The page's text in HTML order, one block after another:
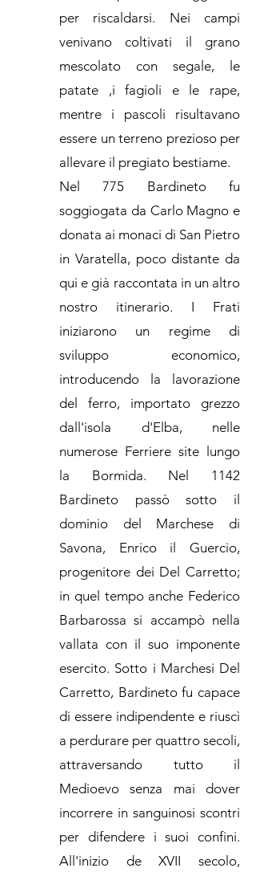
per riscaldarsi. Nei campi
venivano coltivati il grano
mescolato con segale, le
patate ,i fagioli e le rape,
mentre i pascoli risultavano
essere un terreno prezioso per
allevare il pregiato bestiame.
Nel 775 Bardineto fu
soggiogata da Carlo Magno e
donata ai monaci di San Pietro
in Varatella, poco distante da
qui e già raccontata in un altro
nostro itinerario. I Frati
iniziarono un regime di
sviluppo economico,
introducendo la lavorazione
del ferro, importato grezzo
dall'isola d'Elba, nelle
numerose Ferriere site lungo
la Bormida. Nel 1142
Bardineto passò sotto il
dominio del Marchese di
Savona, Enrico il Guercio,
progenitore dei Del Carretto;
in quel tempo anche Federico
Barbarossa si accampò nella
vallata con il suo imponente
esercito. Sotto i Marchesi Del
Carretto, Bardineto fu capace
di essere indipendente e riuscì
a perdurare per quattro secoli,
attraversando tutto il
Medioevo senza mai dover
incorrere in sanguinosi scontri
per difendere i suoi confini.
All'inizio de XVII secolo,